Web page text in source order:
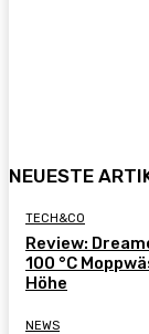
NEUESTE
TECH&CO
Review:
100 °C
Höhe
NEWS